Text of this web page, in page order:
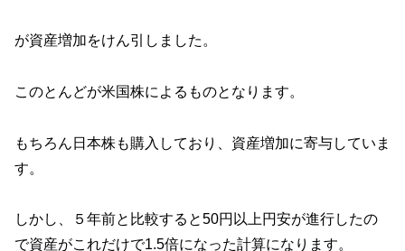
が資産増加をけん引しました。
このとんどが米国株によるものとなります。
もちろん日本株も購入しており、資産増加に寄与していま
す。
しかし、５年前と比較すると50円以上円安が進行したの
で資産がこれだけで1.5倍になった計算になります。